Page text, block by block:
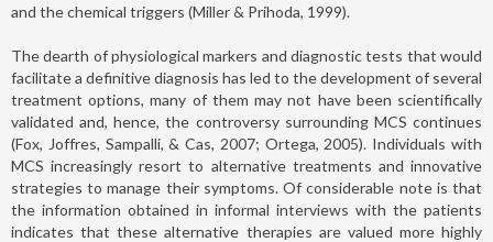
and the chemical triggers (Miller & Prihoda, 1999).
The dearth of physiological markers and diagnostic tests that would
facilitate a definitive diagnosis has led to the development of several
treatment options, many of them may not have been scientifically
validated and, hence, the controversy surrounding MCS continues
(Fox, Joffres, Sampalli, & Cas, 2007; Ortega, 2005). Individuals with
MCS increasingly resort to alternative treatments and innovative
strategies to manage their symptoms. Of considerable note is that
the information obtained in informal interviews with the patients
indicates that these alternative therapies are valued more highly